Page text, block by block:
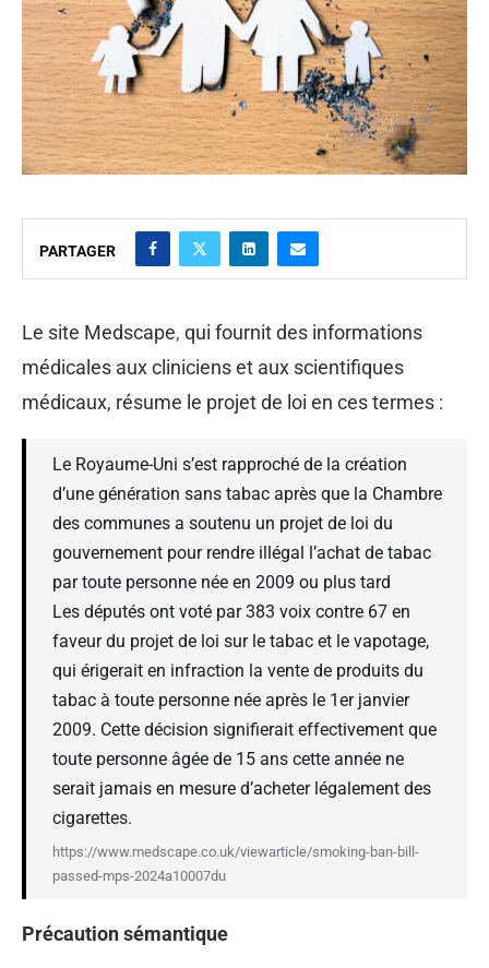
PARTAGER
Le site Medscape, qui fournit des informations
médicales aux cliniciens et aux scientifiques
médicaux, résume le projet de loi en ces termes :
Le Royaume-Uni s’est rapproché de la création
d’une génération sans tabac après que la Chambre
des communes a soutenu un projet de loi du
gouvernement pour rendre illégal l’achat de tabac
par toute personne née en 2009 ou plus tard
Les députés ont voté par 383 voix contre 67 en
faveur du projet de loi sur le tabac et le vapotage,
qui érigerait en infraction la vente de produits du
tabac à toute personne née après le 1er janvier
2009. Cette décision signifierait effectivement que
toute personne âgée de 15 ans cette année ne
serait jamais en mesure d’acheter légalement des
cigarettes.
https://www.medscape.co.uk/viewarticle/smoking-ban-bill-
passed-mps-2024a10007du
Précaution sémantique